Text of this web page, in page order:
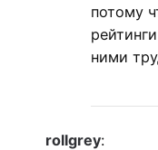
потому
ними
rollgrey: